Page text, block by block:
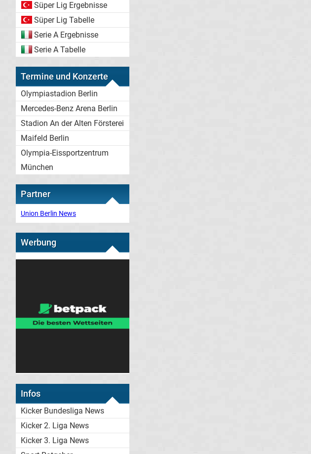
Süper Lig Ergebnisse
Süper Lig Tabelle
Serie A Ergebnisse
Serie A Tabelle
Termine und Konzerte
Olympiastadion Berlin
Mercedes-Benz Arena Berlin
Stadion An der Alten Försterei
Maifeld Berlin
Olympia-Eissportzentrum
München
Partner
Union Berlin News
Werbung
Infos
Kicker Bundesliga News
Kicker 2. Liga News
Kicker 3. Liga News